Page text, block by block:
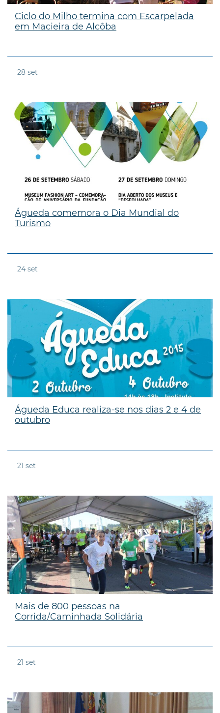
Ciclo do Milho termina com Escarpelada
em Macieira de Alcôba
28 set
Águeda comemora o Dia Mundial do
Turismo
24 set
Águeda Educa realiza-se nos dias 2 e 4 de
outubro
21 set
Mais de 800 pessoas na
Corrida/Caminhada Solidária
21 set